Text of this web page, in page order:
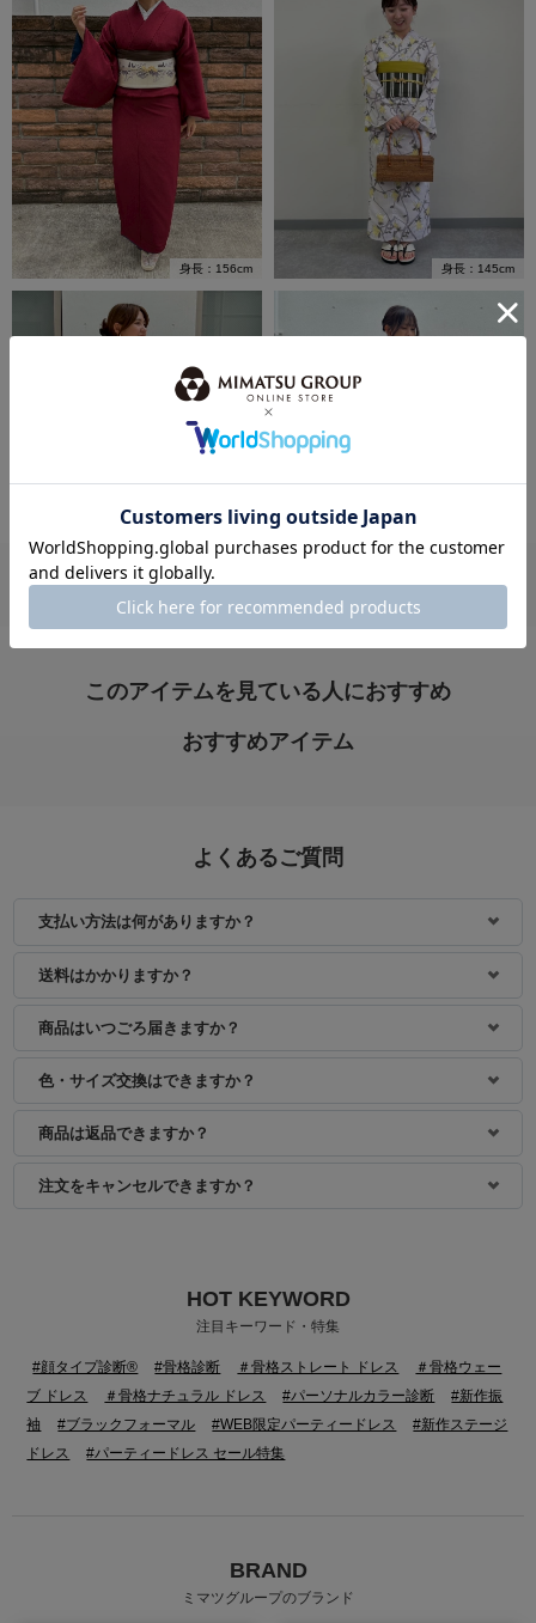
身長：156cm 身長：145cm
身長：156cm
VIEW ALL
このアイテムを見ている人におすすめ
おすすめアイテム
よくあるご質問
支払い方法は何がありますか？
送料はかかりますか？
商品はいつごろ届きますか？
色・サイズ交換はできますか？
商品は返品できますか？
注文をキャンセルできますか？
HOT KEYWORD
注目キーワード・特集
#顔タイプ診断® #骨格診断 ＃骨格ストレート ドレス
＃骨格ウェー
ブ ドレス
＃骨格ナチュラル ドレス #パーソナルカラー診断
#新作振
袖
#ブラックフォーマル #WEB限定パーティードレス
#新作ステージ
ドレス
#パーティードレス セール特集
BRAND
ミマツグループのブランド